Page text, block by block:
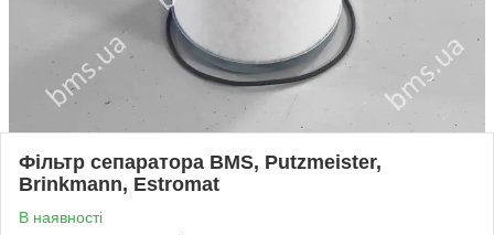
Фільтр сепаратора BMS, Putzmeister,
Brinkmann, Estromat
В наявності